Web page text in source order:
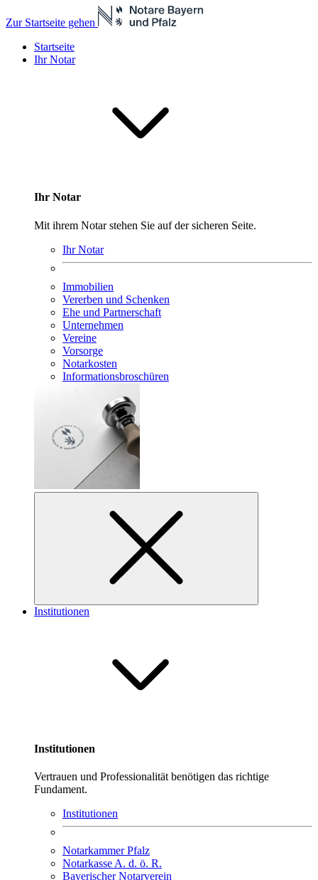
Zur Startseite gehen
Startseite
Ihr Notar
Ihr Notar
Mit ihrem Notar stehen Sie auf der sicheren Seite.
Ihr Notar
Immobilien
Vererben und Schenken
Ehe und Partnerschaft
Unternehmen
Vereine
Vorsorge
Notarkosten
Informationsbroschüren
Institutionen
Institutionen
Vertrauen und Professionalität benötigen das richtige
Fundament.
Institutionen
Notarkammer Pfalz
Notarkasse A. d. ö. R.
Bayerischer Notarverein